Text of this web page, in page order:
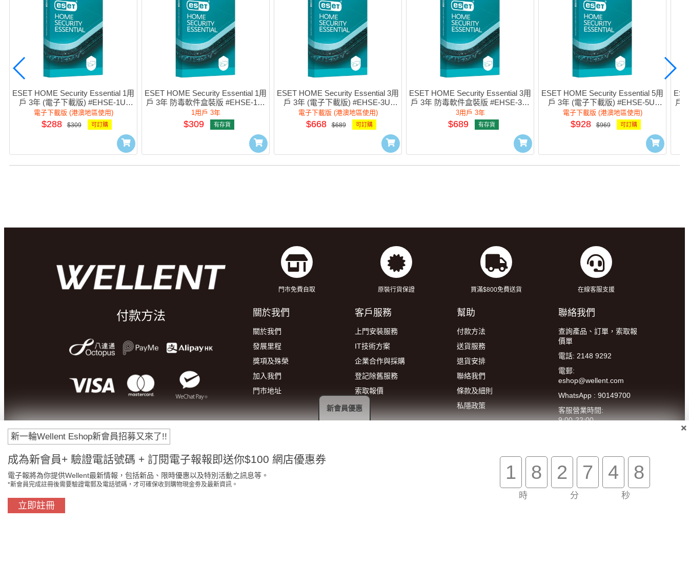
ESET HOME Security Essential 1用
戶 3年 (電子下載版) #EHSE-1U-
3Y(e)
電子下載版 (港澳地區使用)
$288 $309 可訂購
ESET HOME Security Essential 1用
戶 3年 防毒軟件盒裝版 #EHSE-1U-
3Y
1用戶 3年
$309 有存貨
ESET HOME Security Essential 3用
戶 3年 (電子下載版) #EHSE-3U-
3Y(e)
電子下載版 (港澳地區使用)
$668 $689 可訂購
ESET HOME Security Essential 3用
戶 3年 防毒軟件盒裝版 #EHSE-3U-
3Y
3用戶 3年
$689 有存貨
ESET HOME Security Essential 5用
戶 3年 (電子下載版) #EHSE-5U-
3Y(e)
電子下載版 (港澳地區使用)
$928 $969 可訂購
戶
付款方法
門市免費自取 原裝行貨保證 買滿$800免費送貨 在線客服支援
關於我們
關於我們
發展里程
獎項及殊榮
加入我們
門市地址
客戶服務
上門安裝服務
IT技術方案
企業合作與採購
登記除舊服務
索取報價
幫助
付款方法
送貨服務
退貨安排
聯絡我們
條款及細則
私隱政策
聯絡我們
查詢產品、訂單，索取報
價單
電話: 2148 9292
電郵:
eshop@wellent.com
WhatsApp : 90149700
客服營業時間:
9:00-22:00
新一輪Wellent Eshop新會員招募又來了!!
成為新會員+ 驗證電話號碼 + 訂閱電子報報即送你$100 網店優惠券
電子報將為你提供Wellent最新情報，包括新品、限時優惠以及特別活動之訊息等。
*新會員完成註冊後需要驗證電郵及電話號碼，才可確保收到購物現金劵及最新資訊。
立即註冊
1 8
時
2 7
分
4 8
秒
新會員優惠